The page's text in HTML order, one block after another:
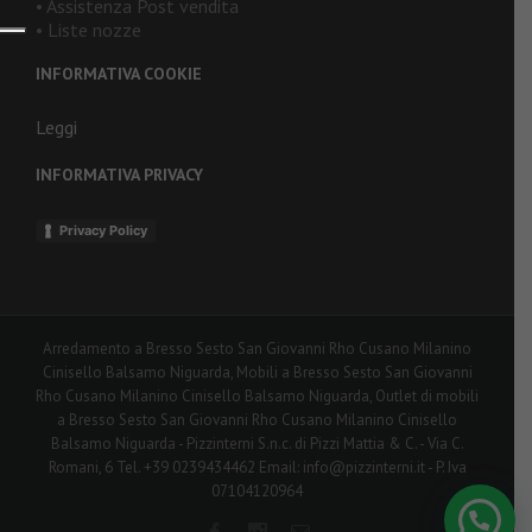
• Assistenza Post vendita
• Liste nozze
INFORMATIVA COOKIE
Leggi
INFORMATIVA PRIVACY
Privacy Policy
Arredamento a Bresso Sesto San Giovanni Rho Cusano Milanino
Cinisello Balsamo Niguarda, Mobili a Bresso Sesto San Giovanni
Rho Cusano Milanino Cinisello Balsamo Niguarda, Outlet di mobili
a Bresso Sesto San Giovanni Rho Cusano Milanino Cinisello
Balsamo Niguarda - Pizzinterni S.n.c. di Pizzi Mattia & C. - Via C.
Romani, 6 Tel. +39 0239434462 Email: info@pizzinterni.it - P. Iva
07104120964